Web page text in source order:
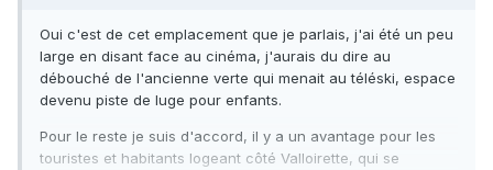
Oui c'est de cet emplacement que je parlais, j'ai été un peu
large en disant face au cinéma, j'aurais du dire au
débouché de l'ancienne verte qui menait au téléski, espace
devenu piste de luge pour enfants.
Pour le reste je suis d'accord, il y a un avantage pour les
touristes et habitants logeant côté Valloirette, qui se